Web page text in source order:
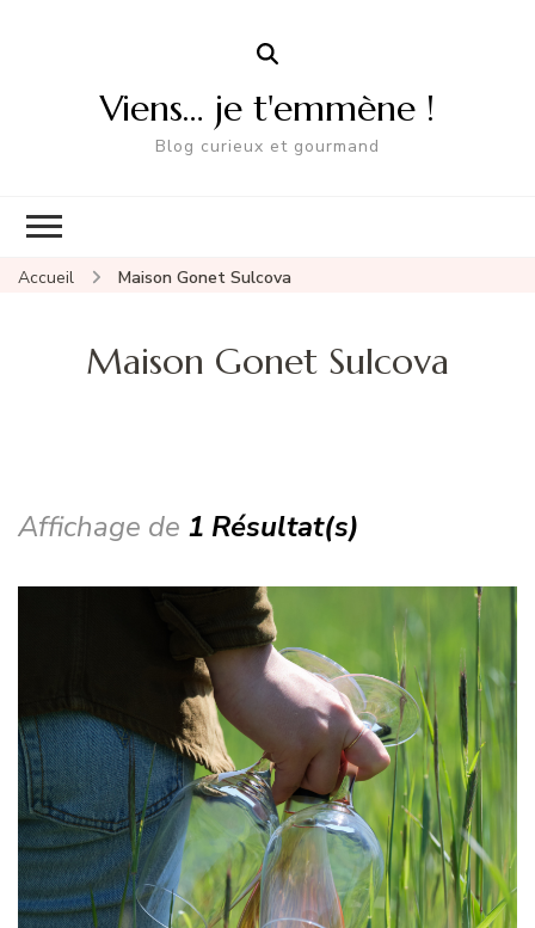
Viens… je t'emmène !
Blog curieux et gourmand
Accueil Maison Gonet Sulcova
Maison Gonet Sulcova
Affichage de 1 Résultat(s)